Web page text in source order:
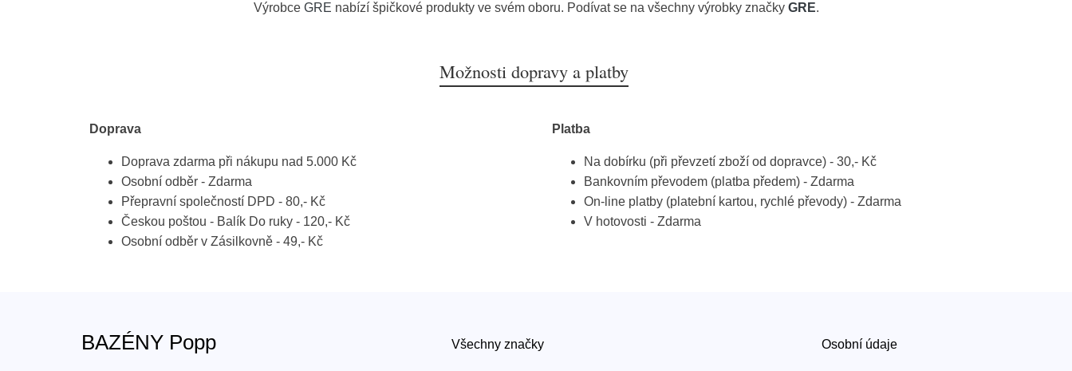
Výrobce GRE nabízí špičkové produkty ve svém oboru. Podívat se na všechny výrobky značky GRE.
Možnosti dopravy a platby
Doprava
Doprava zdarma při nákupu nad 5.000 Kč
Osobní odběr - Zdarma
Přepravní společností DPD - 80,- Kč
Českou poštou - Balík Do ruky - 120,- Kč
Osobní odběr v Zásilkovně - 49,- Kč
Platba
Na dobírku (při převzetí zboží od dopravce) - 30,- Kč
Bankovním převodem (platba předem) - Zdarma
On-line platby (platební kartou, rychlé převody) - Zdarma
V hotovosti - Zdarma
BAZÉNY Popp Všechny značky Osobní údaje